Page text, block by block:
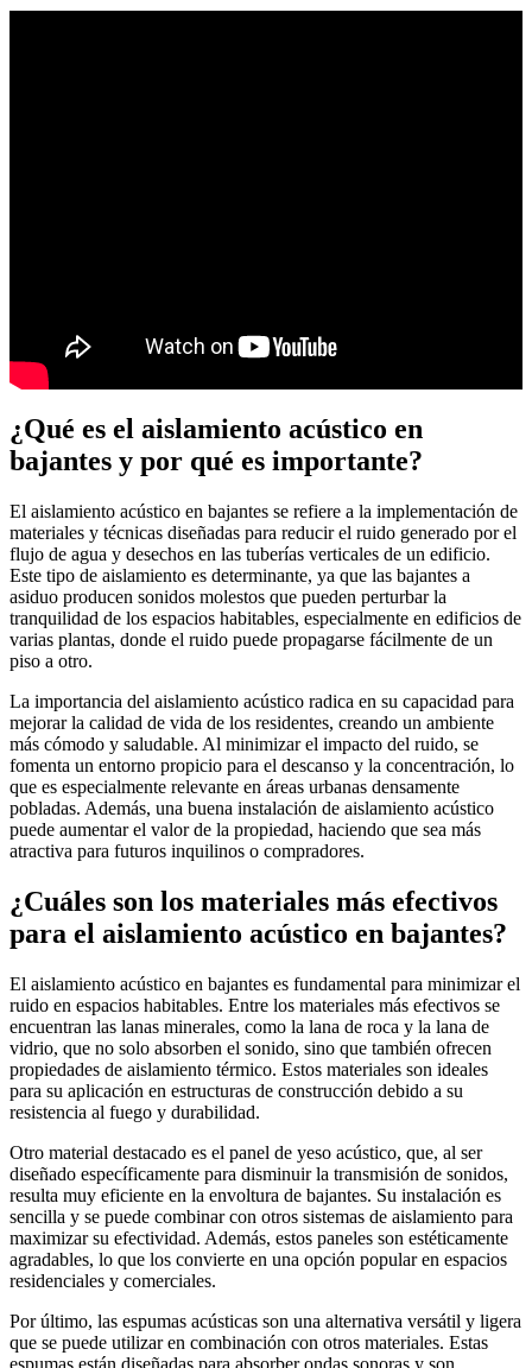
¿Qué es el aislamiento acústico en
bajantes y por qué es importante?
El aislamiento acústico en bajantes se refiere a la implementación de
materiales y técnicas diseñadas para reducir el ruido generado por el
flujo de agua y desechos en las tuberías verticales de un edificio.
Este tipo de aislamiento es determinante, ya que las bajantes a
asiduo producen sonidos molestos que pueden perturbar la
tranquilidad de los espacios habitables, especialmente en edificios de
varias plantas, donde el ruido puede propagarse fácilmente de un
piso a otro.
La importancia del aislamiento acústico radica en su capacidad para
mejorar la calidad de vida de los residentes, creando un ambiente
más cómodo y saludable. Al minimizar el impacto del ruido, se
fomenta un entorno propicio para el descanso y la concentración, lo
que es especialmente relevante en áreas urbanas densamente
pobladas. Además, una buena instalación de aislamiento acústico
puede aumentar el valor de la propiedad, haciendo que sea más
atractiva para futuros inquilinos o compradores.
¿Cuáles son los materiales más efectivos
para el aislamiento acústico en bajantes?
El aislamiento acústico en bajantes es fundamental para minimizar el
ruido en espacios habitables. Entre los materiales más efectivos se
encuentran las lanas minerales, como la lana de roca y la lana de
vidrio, que no solo absorben el sonido, sino que también ofrecen
propiedades de aislamiento térmico. Estos materiales son ideales
para su aplicación en estructuras de construcción debido a su
resistencia al fuego y durabilidad.
Otro material destacado es el panel de yeso acústico, que, al ser
diseñado específicamente para disminuir la transmisión de sonidos,
resulta muy eficiente en la envoltura de bajantes. Su instalación es
sencilla y se puede combinar con otros sistemas de aislamiento para
maximizar su efectividad. Además, estos paneles son estéticamente
agradables, lo que los convierte en una opción popular en espacios
residenciales y comerciales.
Por último, las espumas acústicas son una alternativa versátil y ligera
que se puede utilizar en combinación con otros materiales. Estas
espumas están diseñadas para absorber ondas sonoras y son